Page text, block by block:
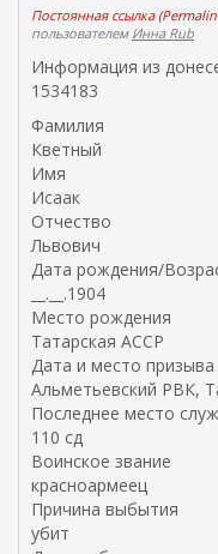
Постоянная ссылка
пользователем Инна Rub
Информация из
1534183
Фамилия
Кветный
Имя
Исаак
Отчество
Львович
Дата рождения/
__.__.1904
Место рождения
Татарская АССР
Дата и место призыва
Альметьевский РВК,
Последнее место
110 сд
Воинское звание
красноармеец
Причина выбытия
убит